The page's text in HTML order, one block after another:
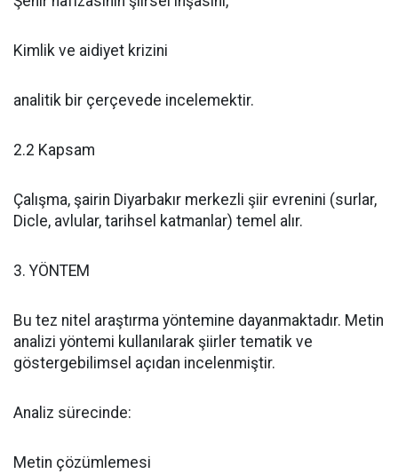
Kimlik ve aidiyet krizini
analitik bir çerçevede incelemektir.
2.2 Kapsam
Çalışma, şairin Diyarbakır merkezli şiir evrenini (surlar,
Dicle, avlular, tarihsel katmanlar) temel alır.
3. YÖNTEM
Bu tez nitel araştırma yöntemine dayanmaktadır. Metin
analizi yöntemi kullanılarak şiirler tematik ve
göstergebilimsel açıdan incelenmiştir.
Analiz sürecinde:
Metin çözümlemesi